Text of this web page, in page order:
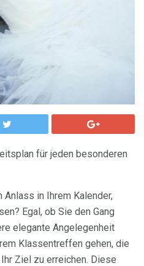
für jeden besonderen
Anlass in Ihrem Kalender,
Egal, ob Sie den Gang
elegante Angelegenheit
Klassentreffen gehen, die
Ziel zu erreichen. Diese